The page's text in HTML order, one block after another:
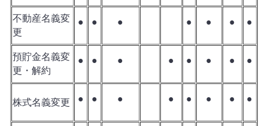
不動産名義変
更
● ● ● ● ● ● ●
預貯金名義変
更・解約
● ● ● ● ● ● ● ●
株式名義変更 ● ● ● ● ● ● ● ●